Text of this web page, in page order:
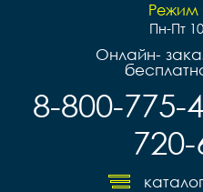
Режим
Пн-Пт
Онлайн-
8-800-775-